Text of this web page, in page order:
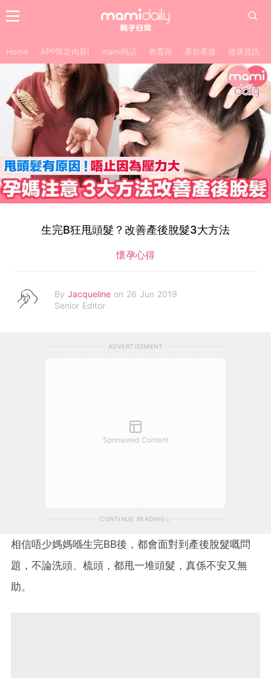
Home APP限定內容! mami熱話 教育路 產前產後 健康資訊
生完B狂甩頭髮？改善產後脫髮3大方法
懷孕心得
By Jacqueline on 26 Jun 2019
Senior Editor
ADVERTISEMENT
Sponsored Content
CONTINUE READING
相信唔少媽媽喺生完BB後，都會面對到產後脫髮嘅問
題，不論洗頭、梳頭，都甩一堆頭髮，真係不安又無
助。